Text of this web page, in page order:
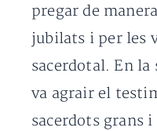
pregar de
jubilats i per les
sacerdotal. En la
va agrair el
sacerdots grans